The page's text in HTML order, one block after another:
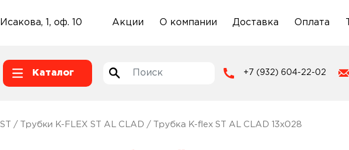
1, оф. 10 Акции О компании Доставка Оплата
Каталог +7 (932) 604-22-02
/ Трубки K-FLEX ST AL CLAD / Трубка K-flex ST AL CLAD 13х028